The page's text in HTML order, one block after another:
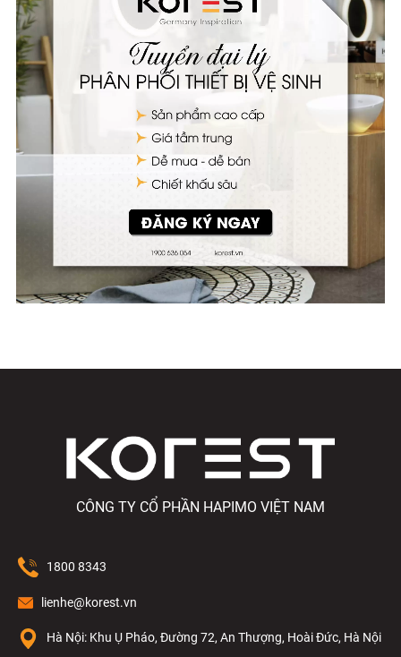
CÔNG TY CỔ PHẦN HAPIMO VIỆT NAM
1800 8343
lienhe@korest.vn
Hà Nội: Khu Ụ Pháo, Đường 72, An Thượng, Hoài Đức, Hà Nội